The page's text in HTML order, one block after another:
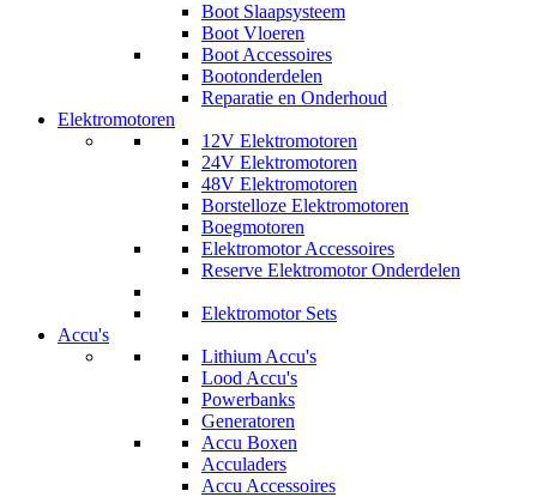
Boot Slaapsysteem
Boot Vloeren
Boot Accessoires
Bootonderdelen
Reparatie en Onderhoud
Elektromotoren
12V Elektromotoren
24V Elektromotoren
48V Elektromotoren
Borstelloze Elektromotoren
Boegmotoren
Elektromotor Accessoires
Reserve Elektromotor Onderdelen
Elektromotor Sets
Accu's
Lithium Accu's
Lood Accu's
Powerbanks
Generatoren
Accu Boxen
Acculaders
Accu Accessoires